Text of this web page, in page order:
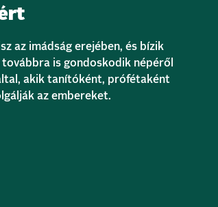
az imádság erejében, és bízik
is gondoskodik népéről
akik tanítóként, prófétaként
az embereket.